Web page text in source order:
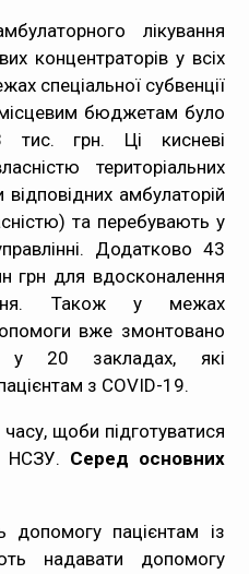
лікування
концентраторів у всіх
спеціальної субвенції
бюджетам було
грн. Ці кисневі
територіальних
амбулаторій
та перебувають у
Додатково 43
грн для вдосконалення
Також у межах
вже змонтовано
у 20 закладах, які
з COVID-19.
щоби підготуватися
НСЗУ. Серед основних
допомогу пацієнтам із
надавати допомогу